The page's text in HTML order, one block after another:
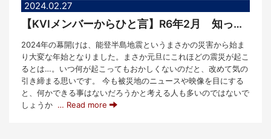
2024.02.27
【KVIメンバーからひと言】R6年2月 知っておきたい災害支援方法
2024年の幕開けは、能登半島地震というまさかの災害から始ま
り大変な年始となりました。まさか元旦にこれほどの震災が起こ
るとは…。いつ何が起こってもおかしくないのだと、改めて気の
引き締まる思いです。 今も被災地のニュースや映像を目にする
と、何かできる事はないだろうかと考える人も多いのではないで
しょうか … Read more